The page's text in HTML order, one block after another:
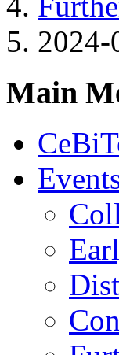
2024-
Main